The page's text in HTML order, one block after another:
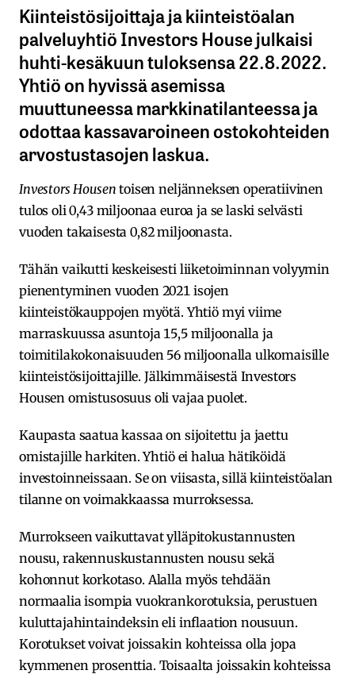
Kiinteistösijoittaja ja kiinteistöalan
palveluyhtiö Investors House julkaisi
huhti-kesäkuun tuloksensa 22.8.2022.
Yhtiö on hyvissä asemissa
muuttuneessa markkinatilanteessa ja
odottaa kassavaroineen ostokohteiden
arvostustasojen laskua.
Investors Housen toisen neljänneksen operatiivinen
tulos oli 0,43 miljoonaa euroa ja se laski selvästi
vuoden takaisesta 0,82 miljoonasta.
Tähän vaikutti keskeisesti liiketoiminnan volyymin
pienentyminen vuoden 2021 isojen
kiinteistökauppojen myötä. Yhtiö myi viime
marraskuussa asuntoja 15,5 miljoonalla ja
toimitilakokonaisuuden 56 miljoonalla ulkomaisille
kiinteistösijoittajille. Jälkimmäisestä Investors
Housen omistusosuus oli vajaa puolet.
Kaupasta saatua kassaa on sijoitettu ja jaettu
omistajille harkiten. Yhtiö ei halua hätiköidä
investoinneissaan. Se on viisasta, sillä kiinteistöalan
tilanne on voimakkaassa murroksessa.
Murrokseen vaikuttavat ylläpitokustannusten
nousu, rakennuskustannusten nousu sekä
kohonnut korkotaso. Alalla myös tehdään
normaalia isompia vuokrankorotuksia, perustuen
kuluttajahintaindeksin eli inflaation nousuun.
Korotukset voivat joissakin kohteissa olla jopa
kymmenen prosenttia. Toisaalta joissakin kohteissa